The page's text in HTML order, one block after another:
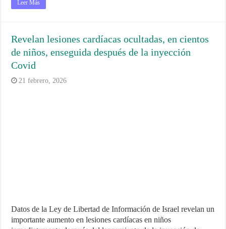
Leer Más
Revelan lesiones cardíacas ocultadas, en cientos
de niños, enseguida después de la inyección
Covid
21 febrero, 2026
Datos de la Ley de Libertad de Información de Israel revelan un
importante aumento en lesiones cardíacas en niños